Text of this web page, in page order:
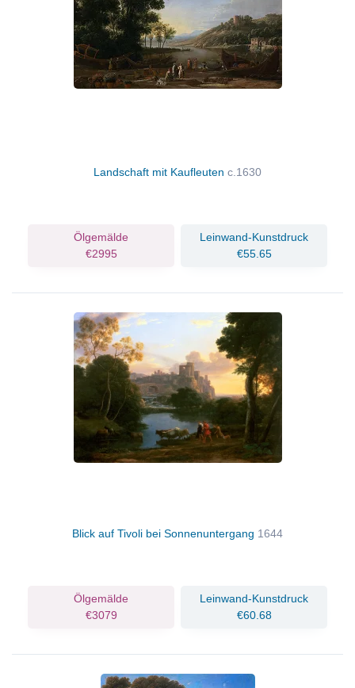
Landschaft mit Kaufleuten c.1630
Ölgemälde
€2995
Leinwand-Kunstdruck
€55.65
Blick auf Tivoli bei Sonnenuntergang 1644
Ölgemälde
€3079
Leinwand-Kunstdruck
€60.68